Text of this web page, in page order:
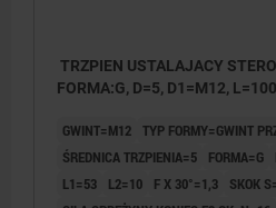
TRZPIEN USTALAJACY
FORMA:G, D=5, D1=M12,
GWINT=M12 TYP FORMY=GWINT
ŚREDNICA TRZPIENIA=5
FORMA=G
L1=53
L2=10 F X 30°=1,3 SKOK